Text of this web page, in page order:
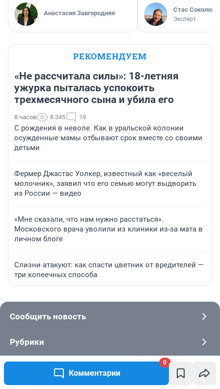
Комментарии
0
Анастасия Завгородняя Стас Соколов
Эксперт
РЕКОМЕНДУЕМ
«Не рассчитала силы»: 18-летняя
ужурка пыталась успокоить
трехмесячного сына и убила его
8 часов 8 345 19
С рождения в неволе. Как в уральской колонии
осужденные мамы отбывают срок вместе со своими
детьми
Фермер Джастас Уолкер, известный как «веселый
молочник», заявил что его семью могут выдворить
из России — видео
«Мне сказали, что нам нужно расстаться».
Московского врача уволили из клиники из-за мата в
личном блоге
Слизни атакуют: как спасти цветник от вредителей —
три копеечных способа
Сообщить новость
Рубрики
Реклама на сайте